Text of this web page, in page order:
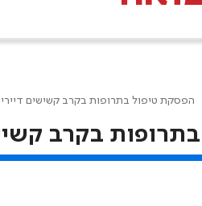
הפסקת טיפול בתרופות בקרב קשישים דיירי
בקרב